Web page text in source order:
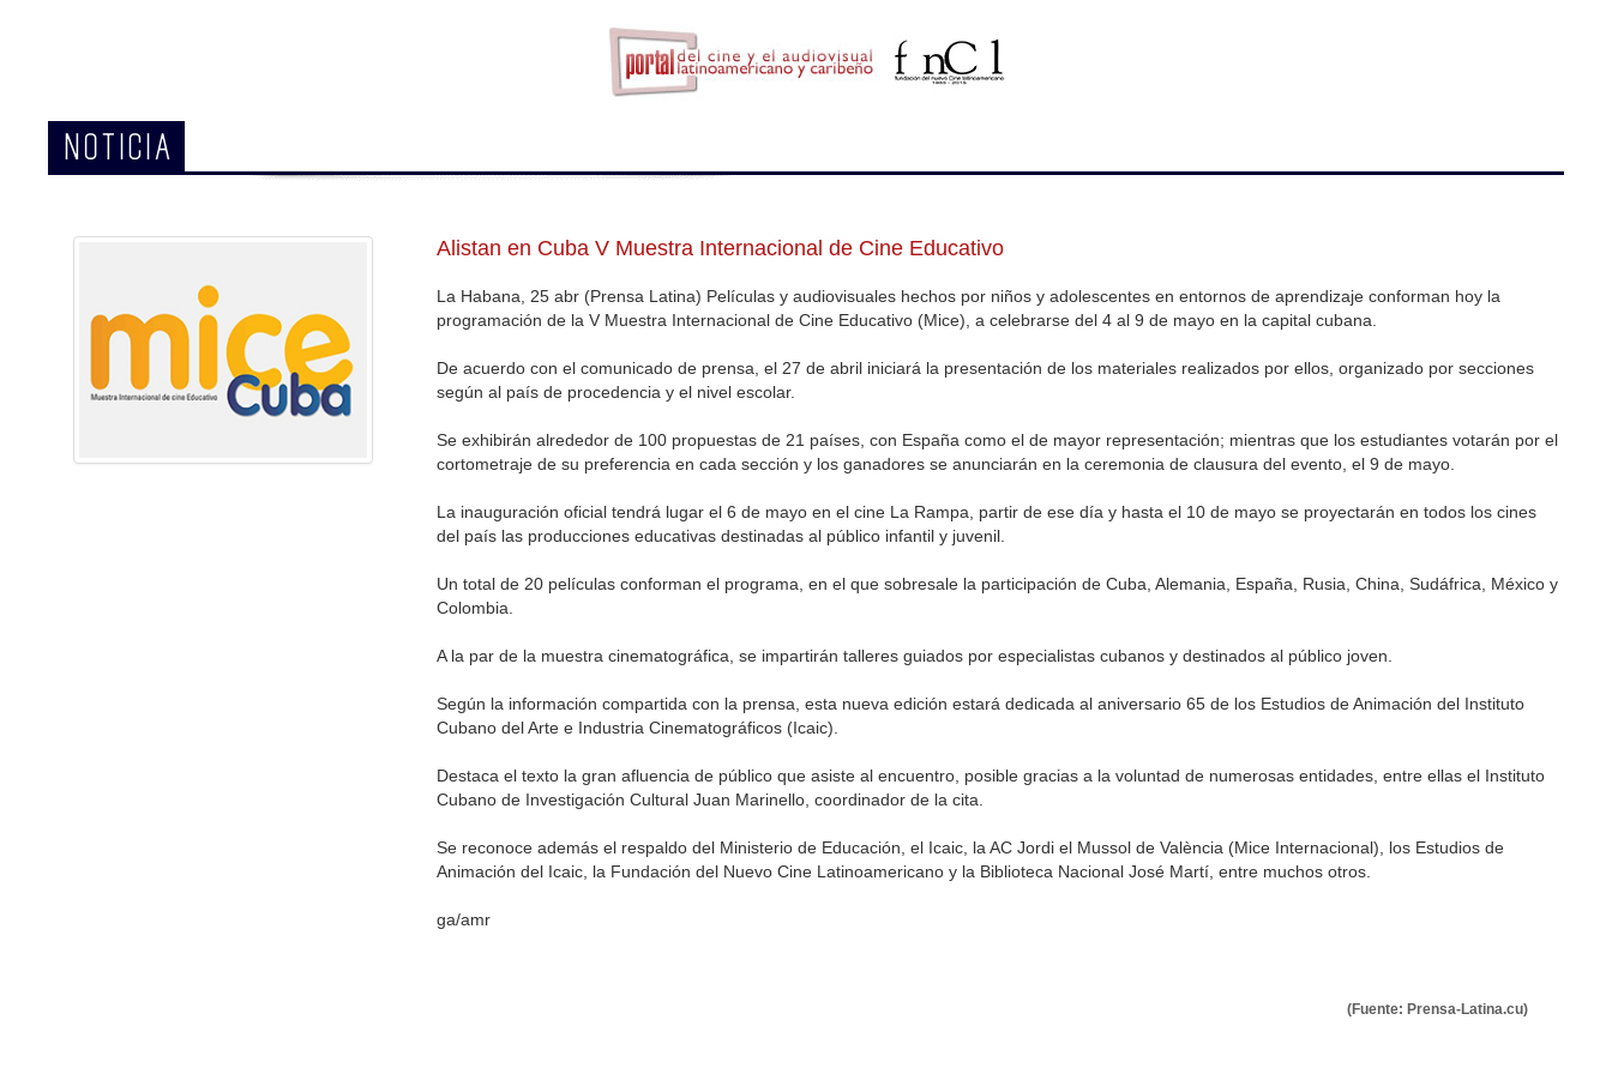
NOTICIA
Alistan en Cuba V Muestra Internacional de Cine Educativo
La Habana, 25 abr (Prensa Latina) Películas y audiovisuales hechos por niños y adolescentes en entornos de aprendizaje conforman hoy la
programación de la V Muestra Internacional de Cine Educativo (Mice), a celebrarse del 4 al 9 de mayo en la capital cubana.
De acuerdo con el comunicado de prensa, el 27 de abril iniciará la presentación de los materiales realizados por ellos, organizado por secciones
según al país de procedencia y el nivel escolar.
Se exhibirán alrededor de 100 propuestas de 21 países, con España como el de mayor representación; mientras que los estudiantes votarán por el
cortometraje de su preferencia en cada sección y los ganadores se anunciarán en la ceremonia de clausura del evento, el 9 de mayo.
La inauguración oficial tendrá lugar el 6 de mayo en el cine La Rampa, partir de ese día y hasta el 10 de mayo se proyectarán en todos los cines
del país las producciones educativas destinadas al público infantil y juvenil.
Un total de 20 películas conforman el programa, en el que sobresale la participación de Cuba, Alemania, España, Rusia, China, Sudáfrica, México y
Colombia.
A la par de la muestra cinematográfica, se impartirán talleres guiados por especialistas cubanos y destinados al público joven.
Según la información compartida con la prensa, esta nueva edición estará dedicada al aniversario 65 de los Estudios de Animación del Instituto
Cubano del Arte e Industria Cinematográficos (Icaic).
Destaca el texto la gran afluencia de público que asiste al encuentro, posible gracias a la voluntad de numerosas entidades, entre ellas el Instituto
Cubano de Investigación Cultural Juan Marinello, coordinador de la cita.
Se reconoce además el respaldo del Ministerio de Educación, el Icaic, la AC Jordi el Mussol de València (Mice Internacional), los Estudios de
Animación del Icaic, la Fundación del Nuevo Cine Latinoamericano y la Biblioteca Nacional José Martí, entre muchos otros.
ga/amr
(Fuente: Prensa-Latina.cu)